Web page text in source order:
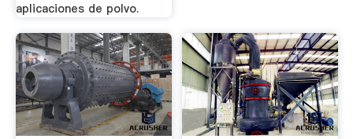
aplicaciones de polvo.